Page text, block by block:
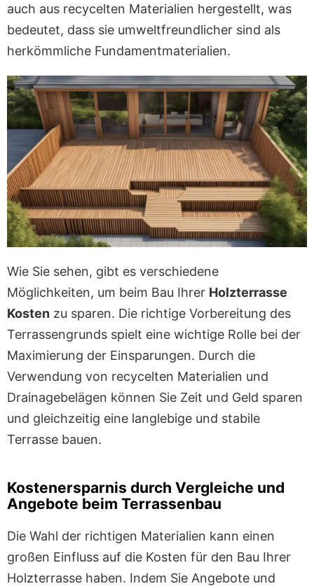
auch aus recycelten Materialien hergestellt, was
bedeutet, dass sie umweltfreundlicher sind als
herkömmliche Fundamentmaterialien.
Wie Sie sehen, gibt es verschiedene
Möglichkeiten, um beim Bau Ihrer Holzterrasse
Kosten zu sparen. Die richtige Vorbereitung des
Terrassengrunds spielt eine wichtige Rolle bei der
Maximierung der Einsparungen. Durch die
Verwendung von recycelten Materialien und
Drainagebelägen können Sie Zeit und Geld sparen
und gleichzeitig eine langlebige und stabile
Terrasse bauen.
Kostenersparnis durch Vergleiche und
Angebote beim Terrassenbau
Die Wahl der richtigen Materialien kann einen
großen Einfluss auf die Kosten für den Bau Ihrer
Holzterrasse haben. Indem Sie Angebote und